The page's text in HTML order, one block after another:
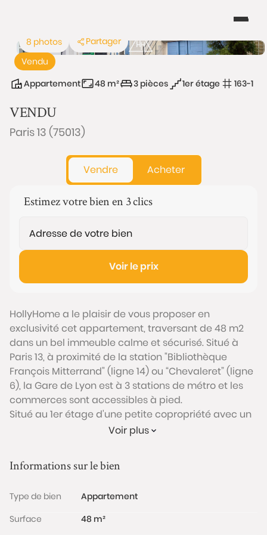
Vendu
8 photos Partager
Appartement 48 m² 3 pièces 1er étage 163-1
VENDU
Paris 13 (75013)
Vendre Acheter
Estimez votre bien en 3 clics
Voir le prix
HollyHome a le plaisir de vous proposer en
exclusivité cet appartement, traversant de 48 m2
dans un bel immeuble calme et sécurisé. Situé à
Paris 13, à proximité de la station "Bibliothèque
François Mitterrand" (ligne 14) ou “Chevaleret” (ligne
6), la Gare de Lyon est à 3 stations de métro et les
commerces sont accessibles à pied.
Situé au 1er étage d'une petite copropriété avec un
accès par une charmante cour intérieure,
Il se compose d'une entrée desservant une pièce de
indépendante équipée, une salle d’eau et un WC
séparé, le tout bénéficiant d’une triple exposition.
Voir plus
Informations sur le bien
Type de bien
Appartement
Surface
48 m²